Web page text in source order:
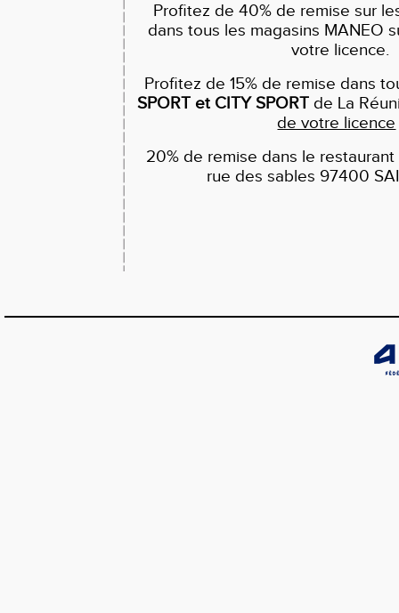
Profitez de 40% de remise sur
dans tous les magasins MANEO
votre licence.
Profitez de 15% de remise dans
SPORT et CITY SPORT de La
de votre licence
20% de remise dans le
rue des sables 97400